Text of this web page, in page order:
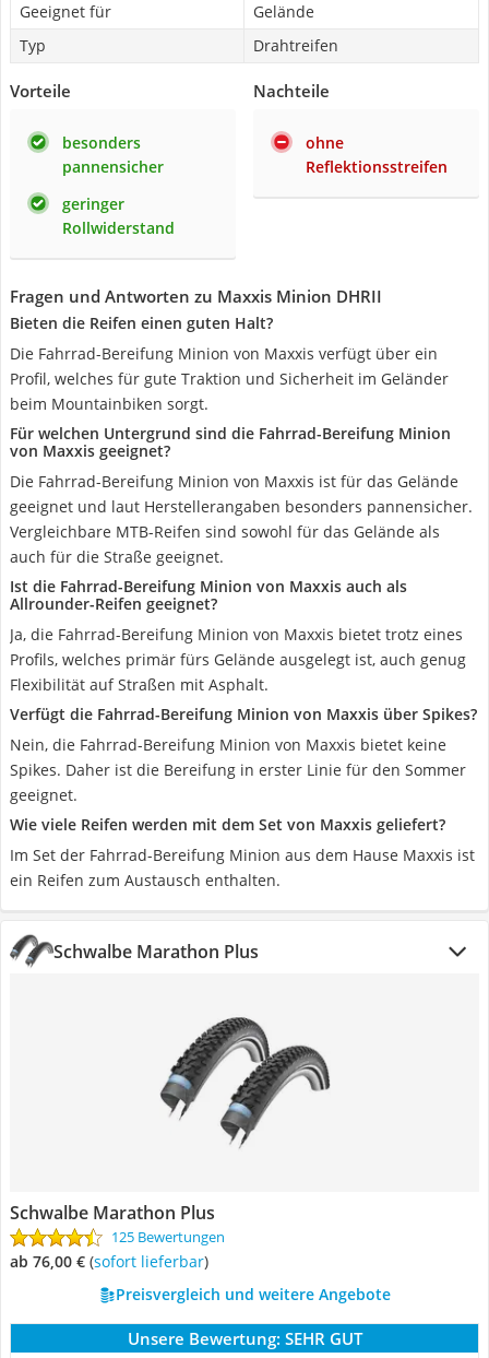
Geeignet für
Gelände
Typ
Drahtreifen
Vorteile
besonders
pannensicher
geringer
Rollwiderstand
Nachteile
ohne
Reflektionsstreifen
Fragen und Antworten zu Maxxis Minion DHRII
Bieten die Reifen einen guten Halt?
Die Fahrrad-Bereifung Minion von Maxxis verfügt über ein
Profil, welches für gute Traktion und Sicherheit im Geländer
beim Mountainbiken sorgt.
Für welchen Untergrund sind die Fahrrad-Bereifung Minion
von Maxxis geeignet?
Die Fahrrad-Bereifung Minion von Maxxis ist für das Gelände
geeignet und laut Herstellerangaben besonders pannensicher.
Vergleichbare MTB-Reifen sind sowohl für das Gelände als
auch für die Straße geeignet.
Ist die Fahrrad-Bereifung Minion von Maxxis auch als
Allrounder-Reifen geeignet?
Ja, die Fahrrad-Bereifung Minion von Maxxis bietet trotz eines
Profils, welches primär fürs Gelände ausgelegt ist, auch genug
Flexibilität auf Straßen mit Asphalt.
Verfügt die Fahrrad-Bereifung Minion von Maxxis über Spikes?
Nein, die Fahrrad-Bereifung Minion von Maxxis bietet keine
Spikes. Daher ist die Bereifung in erster Linie für den Sommer
geeignet.
Wie viele Reifen werden mit dem Set von Maxxis geliefert?
Im Set der Fahrrad-Bereifung Minion aus dem Hause Maxxis ist
ein Reifen zum Austausch enthalten.
Schwalbe Marathon Plus
Schwalbe Marathon Plus
125 Bewertungen
ab 76,00 € ( Sofort lieferbar)
Preisvergleich und weitere Angebote
Unsere Bewertung: SEHR GUT